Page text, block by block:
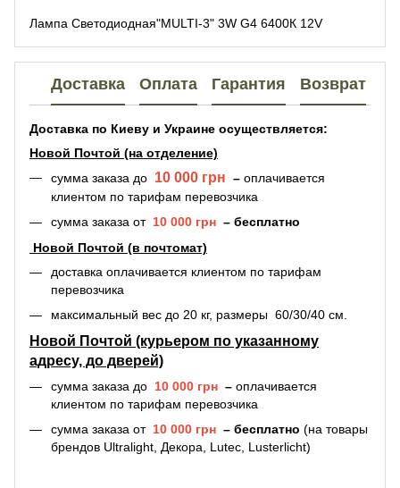
Лампа Светодиодная"MULTI-3" 3W G4 6400К 12V
Доставка Оплата Гарантия Возврат
Доставка по Киеву и Украине осуществляется:
Новой Почтой (на отделение)
сумма заказа до 10 000 грн – оплачивается
клиентом по тарифам перевозчика
сумма заказа от 10 000 грн – бесплатно
Новой Почтой (в почтомат)
доставка оплачивается клиентом по тарифам
перевозчика
максимальный вес до 20 кг, размеры 60/30/40 см.
Новой Почтой (курьером по указанному
адресу, до дверей)
сумма заказа до 10 000 грн – оплачивается
клиентом по тарифам перевозчика
сумма заказа от 10 000 грн – бесплатно (на товары
брендов Ultralight, Декора, Lutec, Lusterlicht)